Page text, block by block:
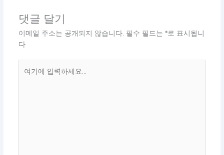
댓글 달기
이메일 주소는 공개되지 않습니다. 필수 필드는 *로 표시됩니
다